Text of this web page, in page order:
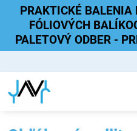
PRAKTICKÉ BALENIA
FÓLIOVÝCH
PALETOVÝ ODBER -